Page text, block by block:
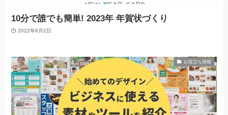
10分で誰でも簡単! 2023年 年賀状づくり
2022年6月2日
お役立ち情報